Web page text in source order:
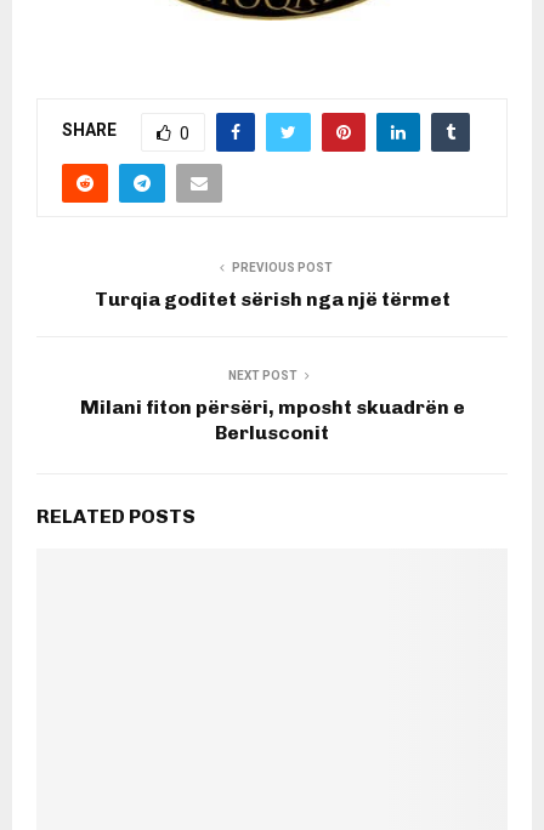
SHARE 0
PREVIOUS POST
Turqia goditet sërish nga një tërmet
NEXT POST
Milani fiton përsëri, mposht skuadrën e
Berlusconit
RELATED POSTS